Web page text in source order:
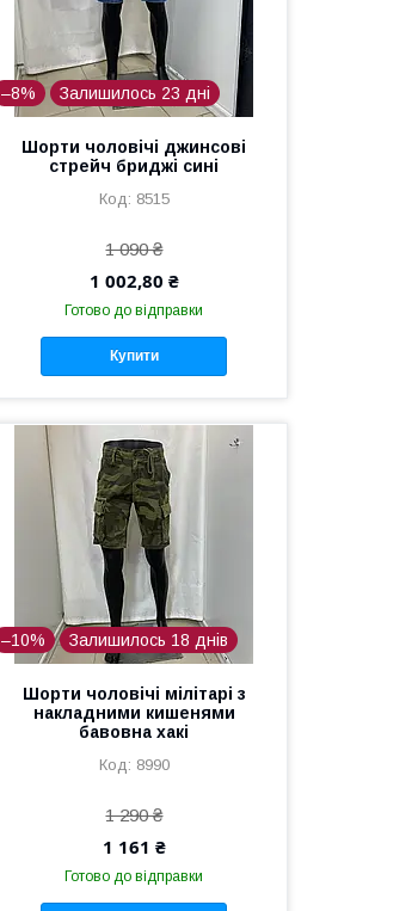
–8% Залишилось 23 дні
Шорти чоловічі джинсові
стрейч бриджі сині
8515
1 090 ₴
1 002,80 ₴
Готово до відправки
Купити
–10% Залишилось 18 днів
Шорти чоловічі мілітарі з
накладними кишенями
бавовна хакі
8990
1 290 ₴
1 161 ₴
Готово до відправки